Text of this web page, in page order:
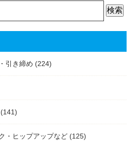
検索
引き締め (224)
(141)
・ヒップアップなど (125)